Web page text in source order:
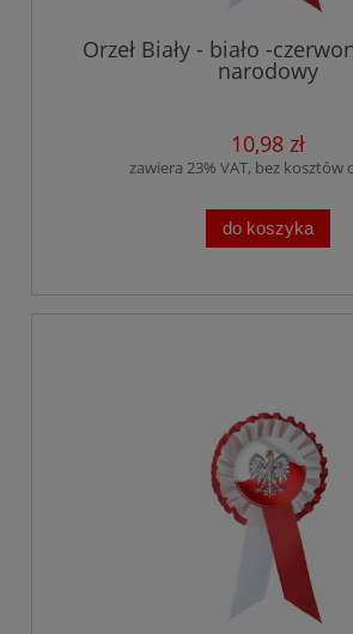
Orzeł Biały - biało -
narodowy
10,98 zł
zawiera 23% VAT, bez kosztów
do koszyka